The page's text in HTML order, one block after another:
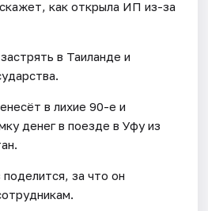
как открыла ИП из-за
в Таиланде и
в лихие 90-е и
денег в поезде в Уфу из
за что он